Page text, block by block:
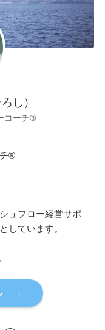
し）
コーチ®
®
ュフロー経営サポ
しています。
→